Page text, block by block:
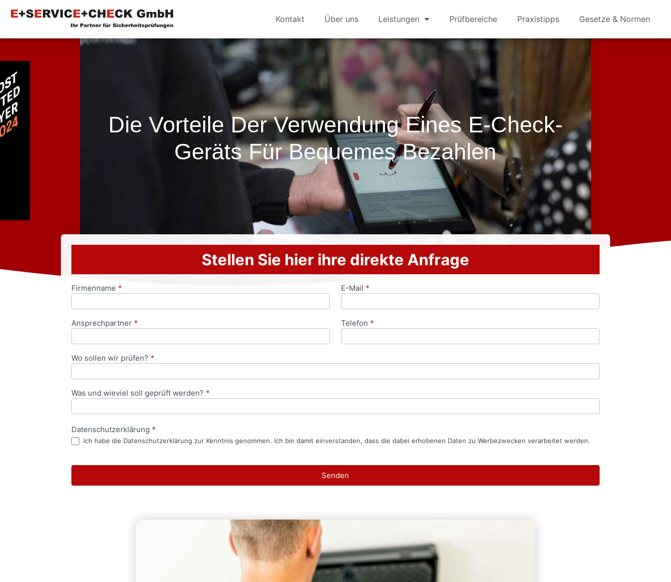
Kontakt Über uns Leistungen Prüfbereiche Praxistipps Gesetze & Normen
Die Vorteile Der Verwendung Eines E-Check-
Geräts Für Bequemes Bezahlen
Stellen Sie hier ihre direkte Anfrage
Anfrageformular
Firmenname * E-Mail *
Ansprechpartner * Telefon *
Wo sollen wir prüfen? *
Was und wieviel soll geprüft werden? *
Datenschutzerklärung *
Ich habe die Datenschutzerklärung zur Kenntnis genommen. Ich bin damit einverstanden, dass die dabei erhobenen Daten zu Werbezwecken verarbeitet werden.
Senden